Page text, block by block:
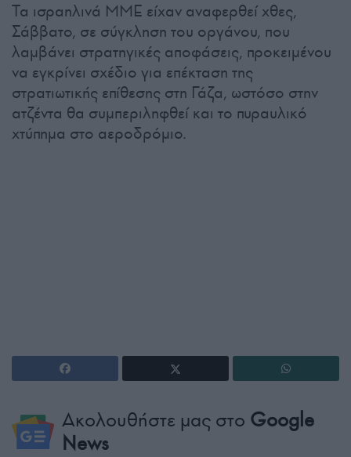
Τα ισραηλινά ΜΜΕ είχαν αναφερθεί χθες,
Σάββατο, σε σύγκληση του οργάνου, που
λαμβάνει στρατηγικές αποφάσεις, προκειμένου
να εγκρίνει σχέδιο για επέκταση της
στρατιωτικής επίθεσης στη Γάζα, ωστόσο στην
ατζέντα θα συμπεριληφθεί και το πυραυλικό
χτύπημα στο αεροδρόμιο.
Ακολουθήστε μας στο Google
News